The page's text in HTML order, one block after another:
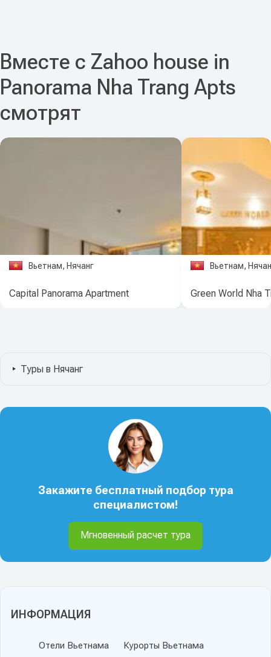
ИНФОРМАЦИЯ
Отели Вьетнама
Курорты Вьетнама
Вместе с Zahoo house in
Panorama Nha Trang Apts
смотрят
Вьетнам, Нячанг
Capital Panorama Apartment
Вьетнам,
Green World Nha
Туры в Нячанг
Закажите бесплатный подбор тура
специалистом!
Мгновенный расчет тура